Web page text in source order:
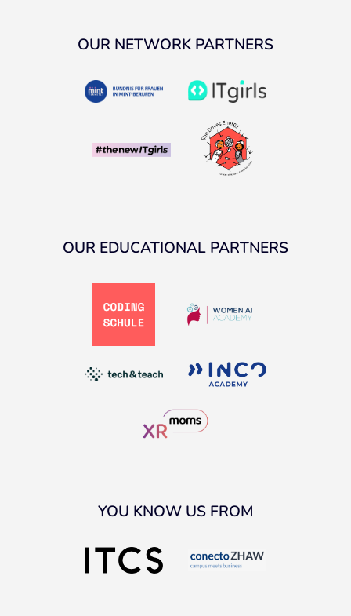
OUR NETWORK PARTNERS
OUR EDUCATIONAL PARTNERS
YOU KNOW US FROM